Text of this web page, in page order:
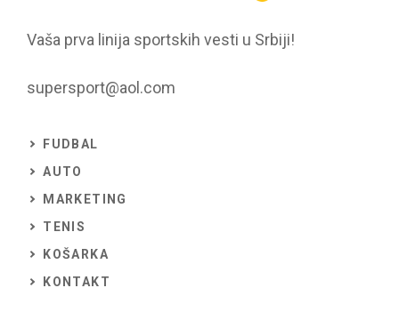
Vaša prva linija sportskih vesti u Srbiji!
supersport@aol.com
FUDBAL
AUTO
MARKETING
TENIS
KOŠARKA
KONTAKT